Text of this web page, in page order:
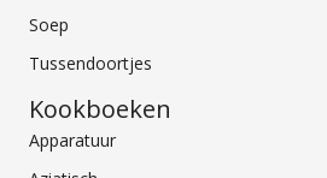
Soep
Tussendoortjes
Kookboeken
Apparatuur